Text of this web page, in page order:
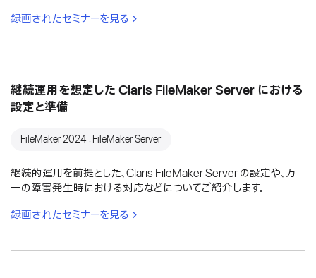
録画されたセミナーを見る
継続運用を想定した Claris FileMaker Server における
設定と準備
FileMaker 2024：FileMaker Server
継続的運用を前提とした、Claris FileMaker Server の設定や、万
一の障害発生時における対応などについてご紹介します。
録画されたセミナーを見る